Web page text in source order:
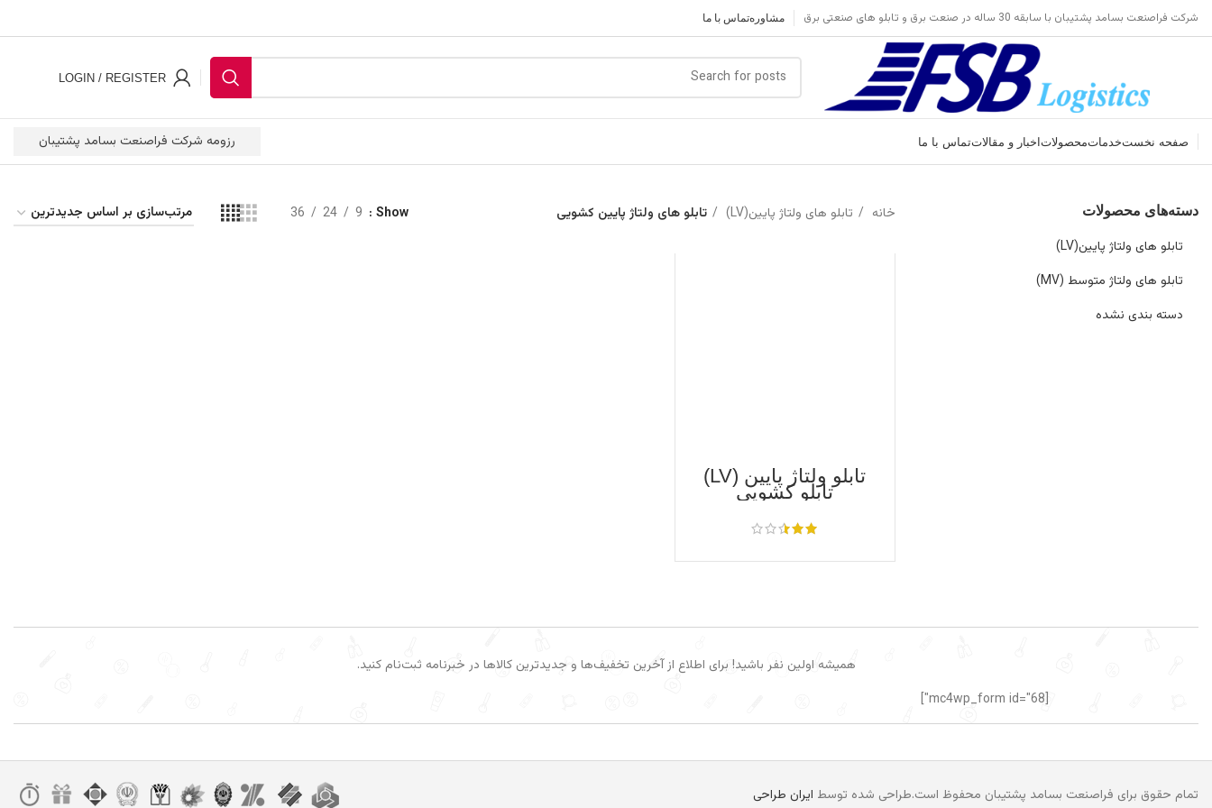
شرکت فراصنعت بسامد پشتیبان با سابقه 30 ساله در صنعت برق و تابلو های صنعتی برق مشاورهتماس با ما
LOGIN / REGISTER
صفحه نخستخدماتمحصولاتاخبار و مقالاتتماس با ما رزومه شرکت فراصنعت بسامد پشتیبان
دسته‌های محصولات
تابلو های ولتاژ پایین(LV)
تابلو های ولتاژ متوسط (MV)
دسته بندی نشده
خانه تابلو های ولتاژ پایین(LV) تابلو های ولتاژ پایین کشویی Show
9
24
36
تابلو ولتاژ پایین (LV)
تابلو کشویی
همیشه اولین نفر باشید! برای اطلاع از آخرین تخفیف‌ها و جدیدترین کالاها در خبرنامه ثبت‌نام کنید.
[mc4wp_form id="68"]
تمام حقوق برای فراصنعت بسامد پشتیبان محفوظ است.طراحی شده توسط ایران طراحی